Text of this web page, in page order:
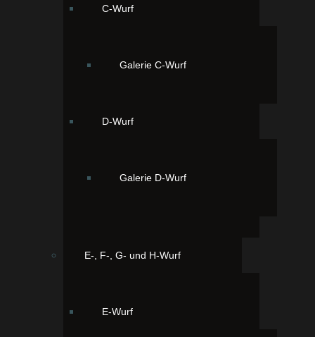
C-Wurf
Galerie C-Wurf
D-Wurf
Galerie D-Wurf
E-, F-, G- und H-Wurf
E-Wurf